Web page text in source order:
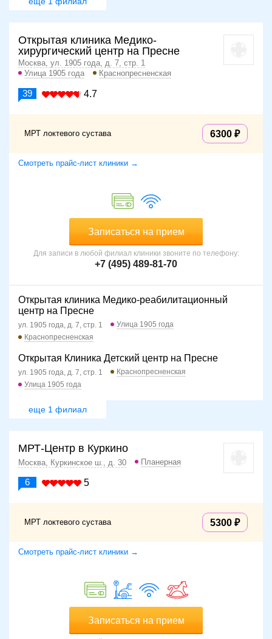
Открытая клиника Медико-
хирургический центр на Пресне
Москва, ул. 1905 года, д. 7, стр. 1
Улица 1905 года
Краснопресненская
39 4.7
МРТ локтевого сустава 6300
Смотреть прайс-лист клиники →
Записаться на прием
Для записи в любой филиал клиники звоните по телефону:
+7 (495) 489-81-70
Открытая клиника Медико-реабилитационный
центр на Пресне
ул. 1905 года, д. 7, стр. 1
Улица 1905 года
Краснопресненская
Открытая Клиника Детский центр на Пресне
ул. 1905 года, д. 7, стр. 1
Краснопресненская
Улица 1905 года
еще 1 филиал
МРТ-Центр в Куркино
Москва, Куркинское ш., д. 30 Планерная
6 5
МРТ локтевого сустава 5300
Смотреть прайс-лист клиники →
Записаться на прием